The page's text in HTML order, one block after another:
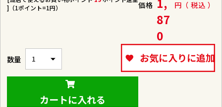
]（1ポイント=1円）
価格 1,
87
0
税込
お気に入りに追加
カートに入れる